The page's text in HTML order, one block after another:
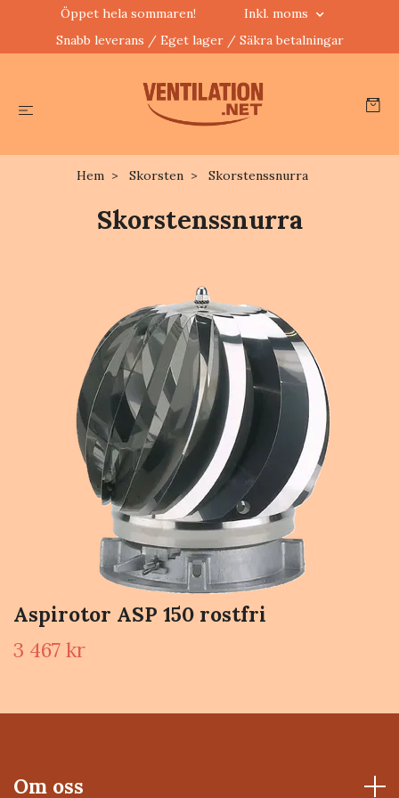
Öppet hela sommaren!
Inkl. moms
Snabb leverans / Eget lager / Säkra betalningar
Hem Skorsten Skorstenssnurra
Skorstenssnurra
Aspirotor ASP 150 rostfri
3 467 kr
Om oss